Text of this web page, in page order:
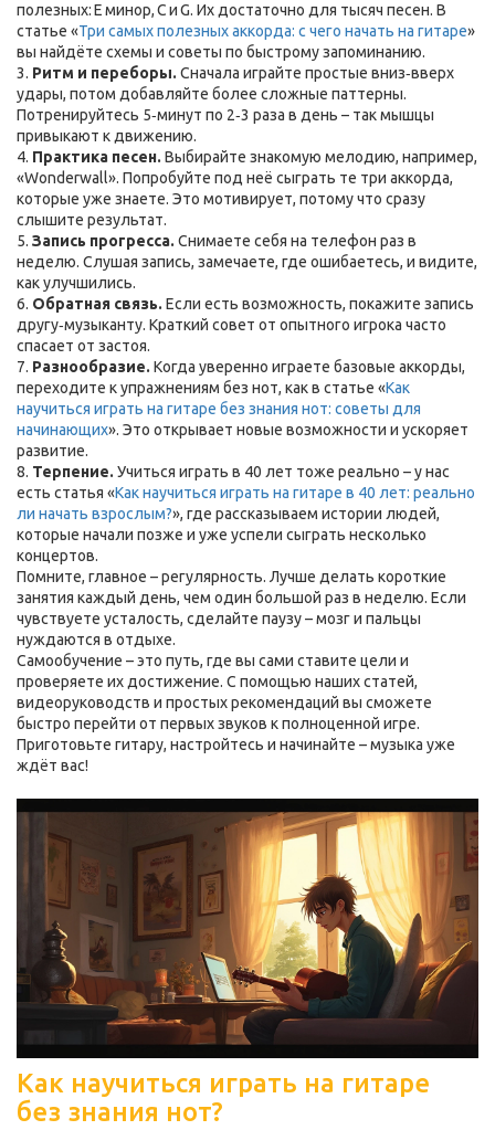
полезных: E минор, C и G. Их достаточно для тысяч песен. В
статье «Три самых полезных аккорда: с чего начать на гитаре»
вы найдёте схемы и советы по быстрому запоминанию.
3. Ритм и переборы. Сначала играйте простые вниз‑вверх
удары, потом добавляйте более сложные паттерны.
Потренируйтесь 5‑минут по 2‑3 раза в день – так мышцы
привыкают к движению.
4. Практика песен. Выбирайте знакомую мелодию, например,
«Wonderwall». Попробуйте под неё сыграть те три аккорда,
которые уже знаете. Это мотивирует, потому что сразу
слышите результат.
5. Запись прогресса. Снимаете себя на телефон раз в
неделю. Слушая запись, замечаете, где ошибаетесь, и видите,
как улучшились.
6. Обратная связь. Если есть возможность, покажите запись
другу‑музыканту. Краткий совет от опытного игрока часто
спасает от застоя.
7. Разнообразие. Когда уверенно играете базовые аккорды,
переходите к упражнениям без нот, как в статье «Как
научиться играть на гитаре без знания нот: советы для
начинающих». Это открывает новые возможности и ускоряет
развитие.
8. Терпение. Учиться играть в 40 лет тоже реально – у нас
есть статья «Как научиться играть на гитаре в 40 лет: реально
ли начать взрослым?», где рассказываем истории людей,
которые начали позже и уже успели сыграть несколько
концертов.
Помните, главное – регулярность. Лучше делать короткие
занятия каждый день, чем один большой раз в неделю. Если
чувствуете усталость, сделайте паузу – мозг и пальцы
нуждаются в отдыхе.
Самообучение – это путь, где вы сами ставите цели и
проверяете их достижение. С помощью наших статей,
видеоруководств и простых рекомендаций вы сможете
быстро перейти от первых звуков к полноценной игре.
Приготовьте гитару, настройтесь и начинайте – музыка уже
ждёт вас!
Как научиться играть на гитаре
без знания нот?